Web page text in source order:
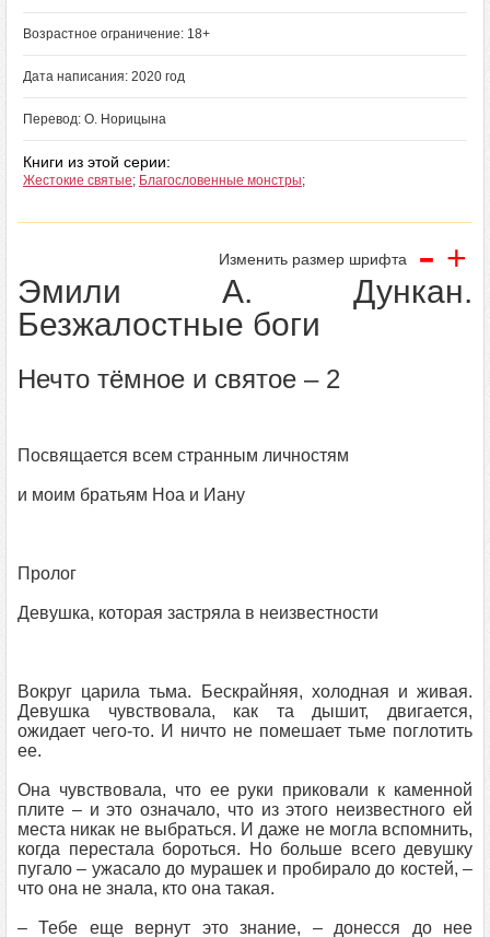
Возрастное ограничение: 18+
Дата написания: 2020 год
Перевод: О. Норицына
Книги из этой серии:
Жестокие святые; Благословенные монстры;
Изменить размер шрифта - +
Эмили А. Дункан.
Безжалостные боги
Нечто тёмное и святое – 2
Посвящается всем странным личностям
и моим братьям Ноа и Иану
Пролог
Девушка, которая застряла в неизвестности
Вокруг царила тьма. Бескрайняя, холодная и живая.
Девушка чувствовала, как та дышит, двигается,
ожидает чего-то. И ничто не помешает тьме поглотить
ее.
Она чувствовала, что ее руки приковали к каменной
плите – и это означало, что из этого неизвестного ей
места никак не выбраться. И даже не могла вспомнить,
когда перестала бороться. Но больше всего девушку
пугало – ужасало до мурашек и пробирало до костей, –
что она не знала, кто она такая.
– Тебе еще вернут это знание, – донесся до нее